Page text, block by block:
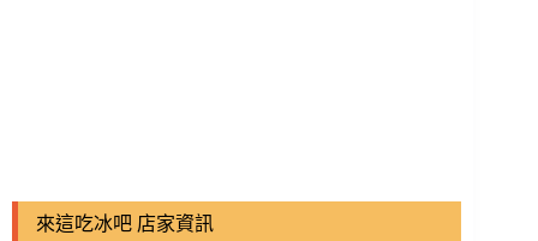
來這吃冰吧 店家資訊